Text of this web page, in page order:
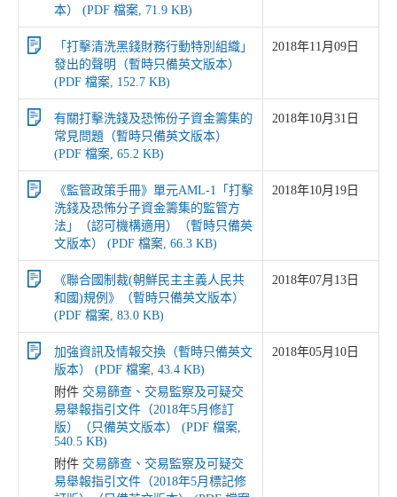
本） (PDF 檔案, 71.9 KB)
「打擊清洗黑錢財務行動特別組織」
發出的聲明（暫時只備英文版本）
(PDF 檔案, 152.7 KB)
2018年11月09日
有關打擊洗錢及恐怖份子資金籌集的
常見問題（暫時只備英文版本）
(PDF 檔案, 65.2 KB)
2018年10月31日
《監管政策手冊》單元AML-1「打擊
洗錢及恐怖分子資金籌集的監管方
法」（認可機構適用）（暫時只備英
文版本） (PDF 檔案, 66.3 KB)
2018年10月19日
《聯合國制裁(朝鮮民主主義人民共
和國)規例》（暫時只備英文版本）
(PDF 檔案, 83.0 KB)
2018年07月13日
加強資訊及情報交換（暫時只備英文
版本） (PDF 檔案, 43.4 KB)
附件 交易篩查、交易監察及可疑交
易舉報指引文件（2018年5月修訂
版）（只備英文版本） (PDF 檔案,
540.5 KB)
附件 交易篩查、交易監察及可疑交
易舉報指引文件（2018年5月標記修
2018年05月10日